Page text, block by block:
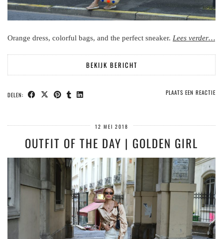
Orange dress, colorful bags, and the perfect sneaker. Lees verder…
BEKIJK BERICHT
DELEN: PLAATS EEN REACTIE
12 MEI 2018
OUTFIT OF THE DAY | GOLDEN GIRL